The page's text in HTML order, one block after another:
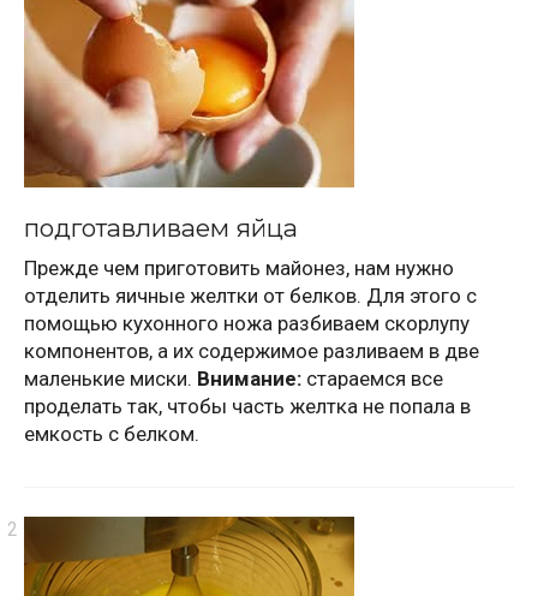
подготавливаем яйца
Прежде чем приготовить майонез, нам нужно
отделить яичные желтки от белков. Для этого с
помощью кухонного ножа разбиваем скорлупу
компонентов, а их содержимое разливаем в две
маленькие миски. Внимание: стараемся все
проделать так, чтобы часть желтка не попала в
емкость с белком.